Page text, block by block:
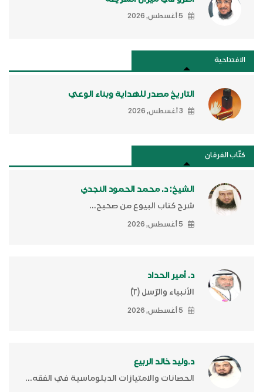
5 أغسطس, 2026
الافتتاحية
التاريخ مصدر للهداية وبناء الوعي
3 أغسطس, 2026
كتَّاب الفرقان
الشيخ: د. محمد الحمود النجدي
شرح كتاب البيوع من صحيح...
5 أغسطس, 2026
د. أمير الحداد
الأنبياء والرّسل (٢)ّ
5 أغسطس, 2026
د.وليد خالد الربيع
الحصانات والامتيازات الدبلوماسية في الفقه...